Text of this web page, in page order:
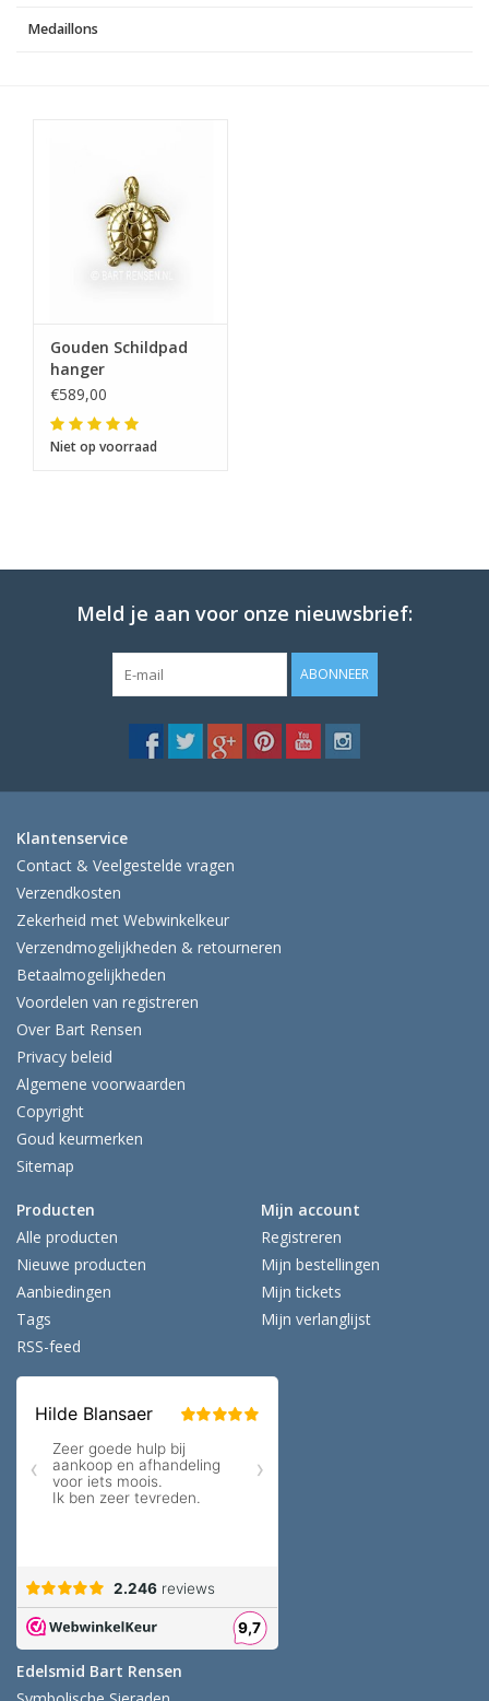
Medaillons
Gouden Schildpad
hanger
€589,00
Niet op voorraad
Meld je aan voor onze nieuwsbrief:
ABONNEER
Klantenservice
Contact & Veelgestelde vragen
Verzendkosten
Zekerheid met Webwinkelkeur
Verzendmogelijkheden & retourneren
Betaalmogelijkheden
Voordelen van registreren
Over Bart Rensen
Privacy beleid
Algemene voorwaarden
Copyright
Goud keurmerken
Sitemap
Producten
Alle producten
Nieuwe producten
Aanbiedingen
Tags
RSS-feed
Mijn account
Registreren
Mijn bestellingen
Mijn tickets
Mijn verlanglijst
Edelsmid Bart Rensen